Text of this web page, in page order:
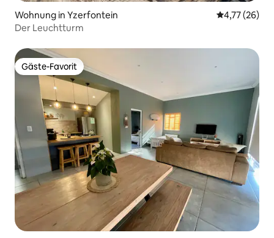
Wohnung in Yzerfontein
4,77 (26)
Der Leuchtturm
Gäste-Favorit
Gäste-Favorit